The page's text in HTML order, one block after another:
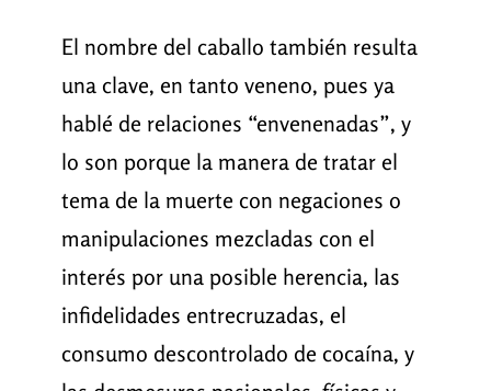
El nombre del caballo también resulta
una clave, en tanto veneno, pues ya
hablé de relaciones “envenenadas”, y
lo son porque la manera de tratar el
tema de la muerte con negaciones o
manipulaciones mezcladas con el
interés por una posible herencia, las
infidelidades entrecruzadas, el
consumo descontrolado de cocaína, y